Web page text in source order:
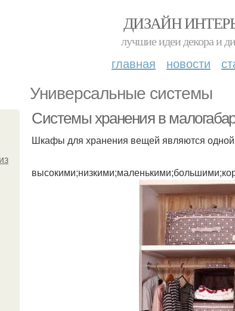
ДИЗАЙН
лучшие идеи декора и
главная новости
Универсальные системы
Системы хранения в
Шкафы для хранения вещей являются